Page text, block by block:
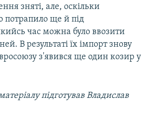
зняті, але, оскільки
потрапило ще й під
час можна було ввозити
В результаті їх імпорт знову
з'явився ще один козир у
підготував Владислав